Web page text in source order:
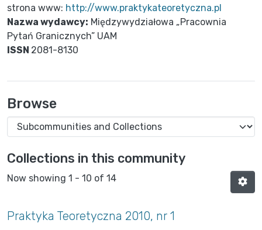
strona www: http://www.praktykateoretyczna.pl
Nazwa wydawcy: Międzywydziałowa „Pracownia
Pytań Granicznych” UAM
ISSN 2081-8130
Browse
Collections in this community
Now showing 1 - 10 of 14
Praktyka Teoretyczna 2010, nr 1